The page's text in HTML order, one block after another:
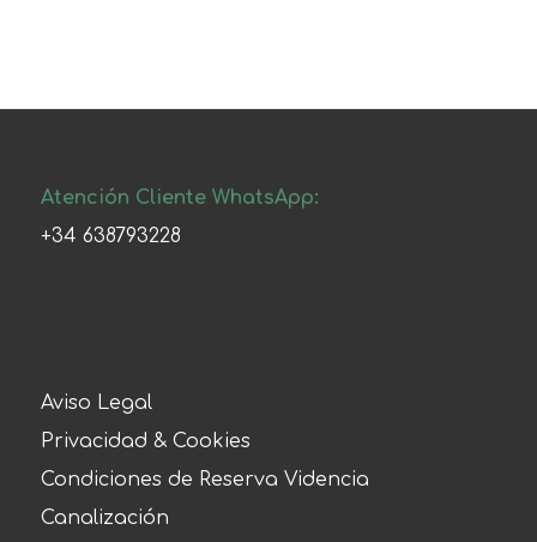
Atención Cliente WhatsApp:
+34 638793228
Aviso Legal
Privacidad & Cookies
Condiciones de Reserva Videncia
Canalización